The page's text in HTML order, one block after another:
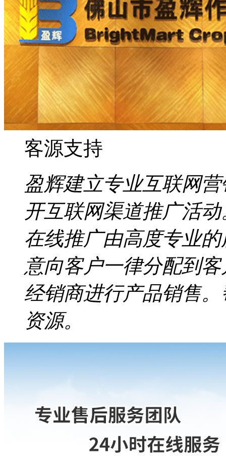
客源支持
盈辉建立专业互联网
开互联网渠道推广活动
在线推广由高度专业
意向客户一律分配到
经销商进行产品销售
资源。